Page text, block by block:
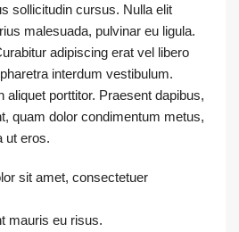
sollicitudin cursus. Nulla elit
malesuada, pulvinar eu ligula.
adipiscing erat vel libero
interdum vestibulum.
aliquet porttitor. Praesent dapibus,
quam dolor condimentum metus,
ut eros.
sit amet, consectetuer
mauris eu risus.